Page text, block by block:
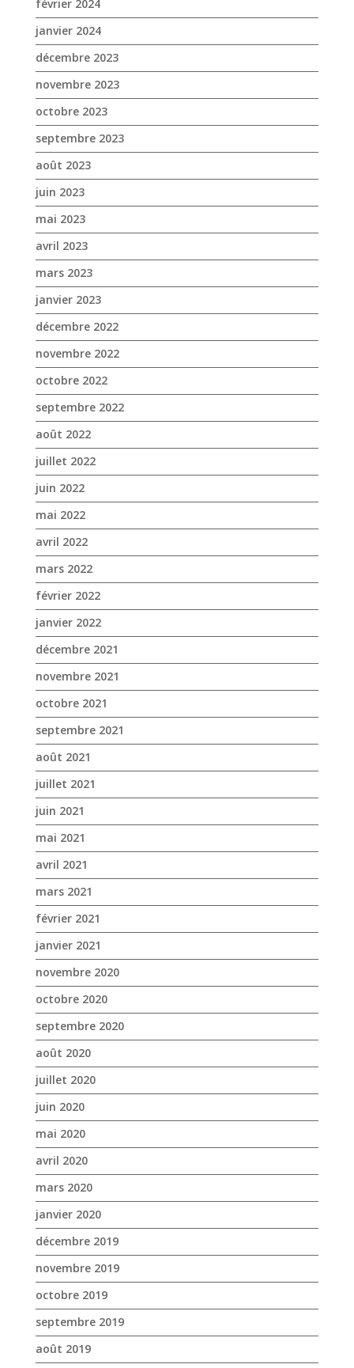
septembre 2023
août 2023
juin 2023
mai 2023
avril 2023
mars 2023
janvier 2023
décembre 2022
novembre 2022
octobre 2022
septembre 2022
août 2022
juillet 2022
juin 2022
mai 2022
avril 2022
mars 2022
février 2022
janvier 2022
décembre 2021
novembre 2021
octobre 2021
septembre 2021
août 2021
juillet 2021
juin 2021
mai 2021
avril 2021
mars 2021
février 2021
janvier 2021
novembre 2020
octobre 2020
septembre 2020
août 2020
juillet 2020
juin 2020
mai 2020
avril 2020
mars 2020
janvier 2020
décembre 2019
novembre 2019
octobre 2019
septembre 2019
août 2019
juillet 2019
juin 2019
mai 2019
avril 2019
mars 2019